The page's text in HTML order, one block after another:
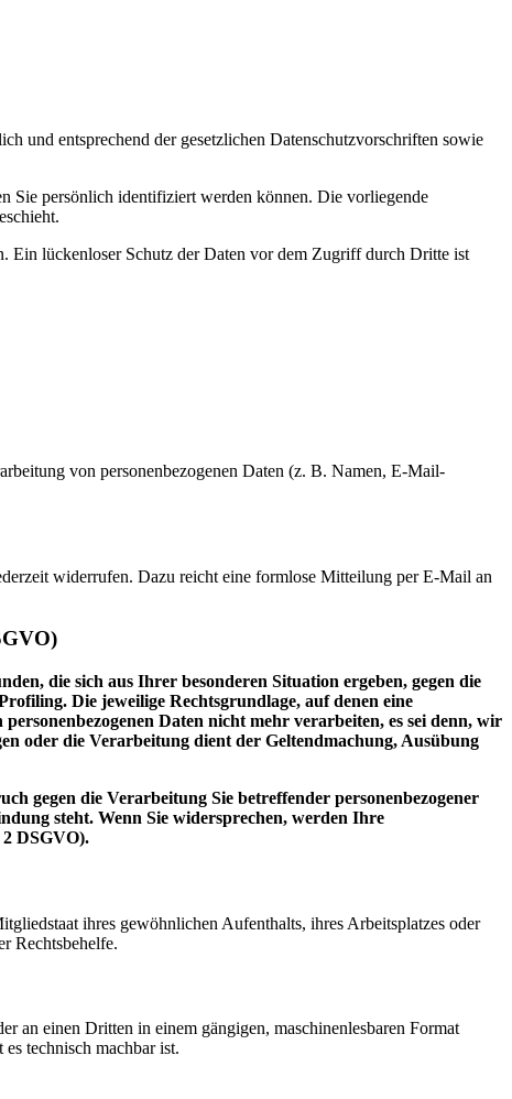
und entsprechend der gesetzlichen Datenschutzvorschriften sowie
Sie persönlich identifiziert werden können. Die vorliegende
Ein lückenloser Schutz der Daten vor dem Zugriff durch Dritte ist
von personenbezogenen Daten (z. B. Namen, E-Mail-
widerrufen. Dazu reicht eine formlose Mitteilung per E-Mail an
die sich aus Ihrer besonderen Situation ergeben, gegen die
Die jeweilige Rechtsgrundlage, auf denen eine
Daten nicht mehr verarbeiten, es sei denn, wir
oder die Verarbeitung dient der Geltendmachung, Ausübung
gegen die Verarbeitung Sie betreffender personenbezogener
steht. Wenn Sie widersprechen, werden Ihre
DSGVO).
ihres gewöhnlichen Aufenthalts, ihres Arbeitsplatzes oder
Rechtsbehelfe.
an einen Dritten in einem gängigen, maschinenlesbaren Format
technisch machbar ist.